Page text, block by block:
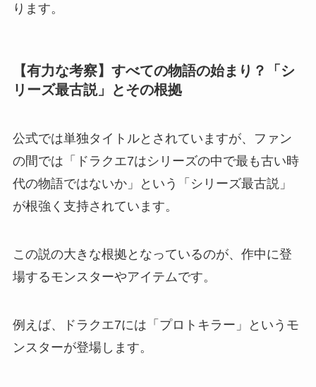
ります。
【有力な考察】すべての物語の始まり？「シ
リーズ最古説」とその根拠
公式では単独タイトルとされていますが、ファン
の間では「ドラクエ7はシリーズの中で最も古い時
代の物語ではないか」という「シリーズ最古説」
が根強く支持されています。
この説の大きな根拠となっているのが、作中に登
場するモンスターやアイテムです。
例えば、ドラクエ7には「プロトキラー」というモ
ンスターが登場します。